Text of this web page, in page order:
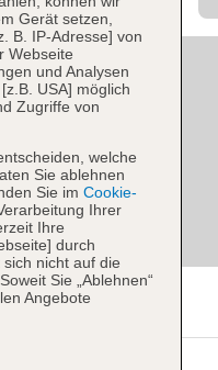
Gerät setzen,
B. IP-Adresse] von
Webseite
und Analysen
USA] möglich
Zugriffe von
welche
Sie ablehnen
Sie im Cookie-
Ihrer
Ihre
durch
nicht auf die
Sie „Ablehnen“
Angebote